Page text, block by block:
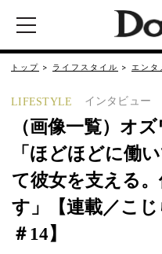
トップ ライフスタイル エンタ
LIFESTYLE インタビュー
（画像一覧）オ
「ほどほどに働
て彼女を支える
す」【連載／こ
＃14】